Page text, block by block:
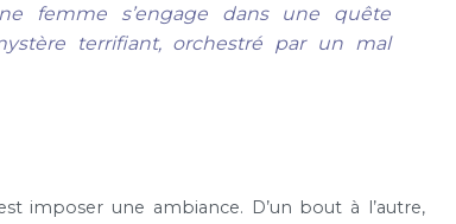
femme s’engage dans une quête
terrifiant, orchestré par un mal
imposer une ambiance. D’un bout à l’autre,